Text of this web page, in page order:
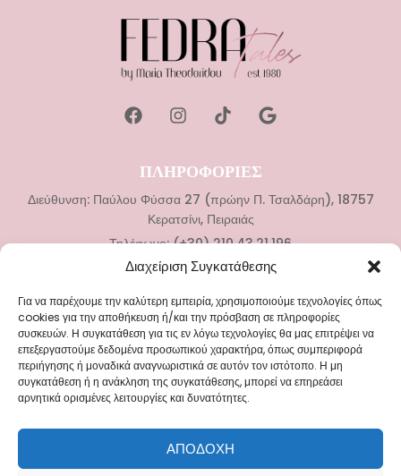
Διαχείριση Συγκατάθεσης
Για να παρέχουμε την καλύτερη εμπειρία, χρησιμοποιούμε τεχνολογίες όπως
cookies για την αποθήκευση ή/και την πρόσβαση σε πληροφορίες
συσκευών. Η συγκατάθεση για τις εν λόγω τεχνολογίες θα μας επιτρέψει να
επεξεργαστούμε δεδομένα προσωπικού χαρακτήρα, όπως συμπεριφορά
περιήγησης ή μοναδικά αναγνωριστικά σε αυτόν τον ιστότοπο. Η μη
συγκατάθεση ή η ανάκληση της συγκατάθεσης, μπορεί να επηρεάσει
αρνητικά ορισμένες λειτουργίες και δυνατότητες.
ΑΠΟΔΟΧΉ
ΠΛΗΡΟΦΟΡΙΕΣ
Διεύθυνση: Παύλου Φύσσα 27 (πρώην Π. Τσαλδάρη), 18757
Κερατσίνι, Πειραιάς
Τηλέφωνο: (+30) 210.43.21.196
Νυφικά
Αξεσουάρ Γάμου
Βαπτιστικά Ρούχα
Αξεσουάρ Βάπτισης
Blog